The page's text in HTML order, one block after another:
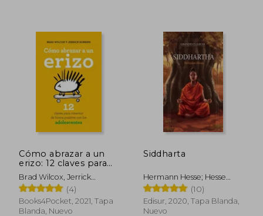
40%
dcto.
Cómo abrazar a un
erizo: 12 claves para
conectar de forma
positiva con los
adolescentes
Brad Wilcox, Jerrick
Robbins
(4)
Books4Pocket, 2021, Tapa
Blanda, Nuevo
Siddharta
Hermann Hesse; Hesse
Hermann
(10)
Edisur, 2020, Tapa Blanda,
Nuevo